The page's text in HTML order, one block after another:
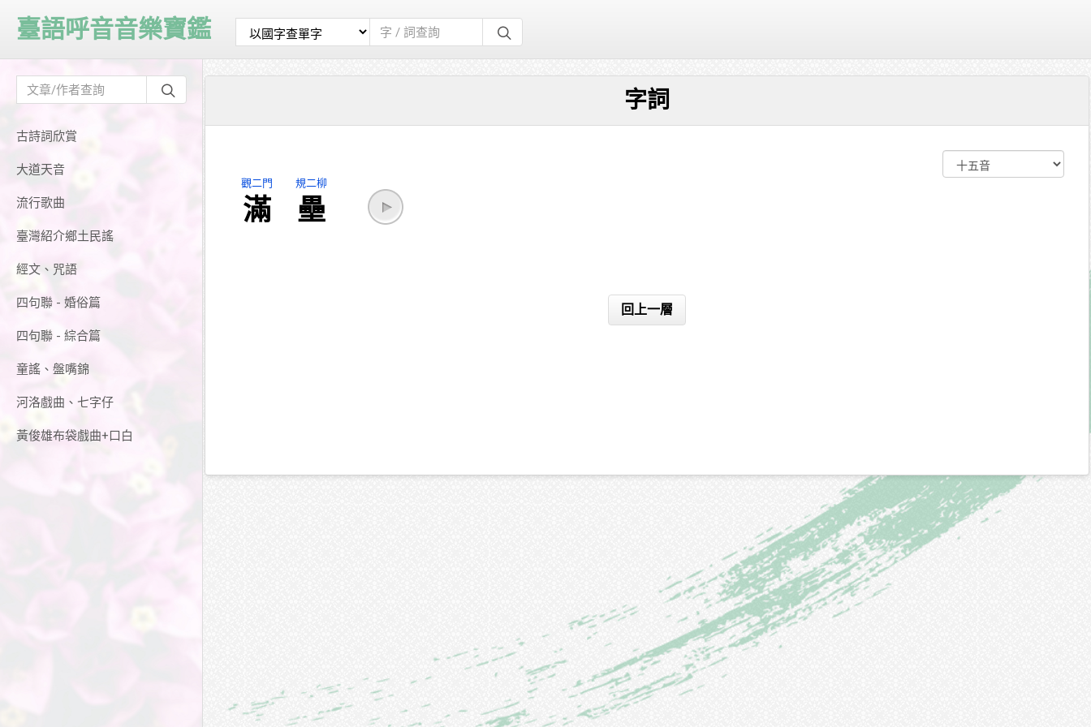
古詩詞欣賞
大道天音
流行歌曲
臺灣紹介鄉土民謠
經文、咒語
四句聯 - 婚俗篇
四句聯 - 綜合篇
童謠、盤嘴錦
河洛戲曲、七字仔
黃俊雄布袋戲曲+口白
臺語呼音音樂寶鑑
字詞
觀二門
滿
規二柳
壘
回上一層